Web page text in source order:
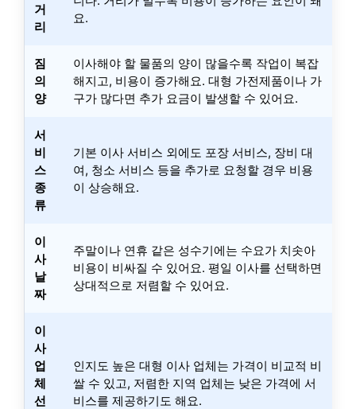
거
리
요.
짐
의
양
이사해야 할 물품의 양이 많을수록 작업이 복잡
해지고, 비용이 증가해요. 대형 가전제품이나 가
구가 많다면 추가 요금이 발생할 수 있어요.
서
비
스
종
류
기본 이사 서비스 외에도 포장 서비스, 장비 대
여, 청소 서비스 등을 추가로 요청할 경우 비용
이 상승해요.
이
사
날
짜
주말이나 연휴 같은 성수기에는 수요가 치솟아
비용이 비싸질 수 있어요. 평일 이사를 선택하면
상대적으로 저렴할 수 있어요.
이
사
업
체
선
인지도 높은 대형 이사 업체는 가격이 비교적 비
쌀 수 있고, 저렴한 지역 업체는 낮은 가격에 서
비스를 제공하기도 해요.